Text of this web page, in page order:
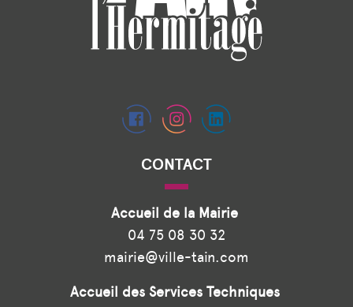
CONTACT
Accueil de la Mairie
04 75 08 30 32
mairie@ville-tain.com
Accueil des Services Techniques